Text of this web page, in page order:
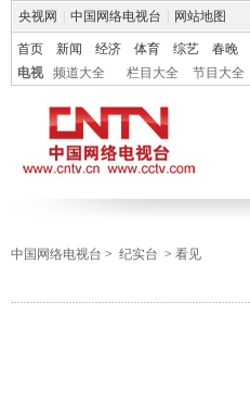
央视网 中国网络电视台 网站地图
首页 新闻 经济 体育 综艺 春晚
电视
频道大全 栏目大全 节目大全
中国网络电视台 > 纪实台 > 看见